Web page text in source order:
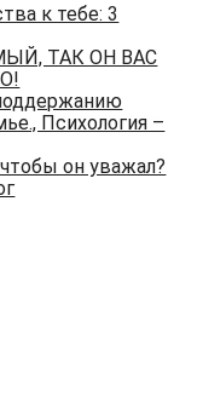
к тебе: 3
ТАК ОН ВАС
Психология –
он уважал?